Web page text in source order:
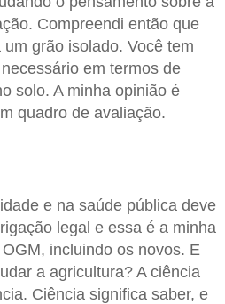
Compreendi então que
grão isolado. Você tem
em termos de
solo. A minha opinião é
quadro de avaliação.
e na saúde pública deve
legal e essa é a minha
incluindo os novos. E
a agricultura? A ciência
Ciência significa saber, e